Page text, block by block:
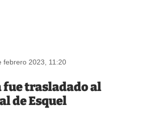
febrero 2023, 11:20
fue trasladado al
de Esquel